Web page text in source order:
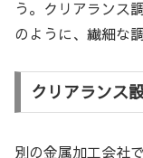
う。クリアランス
のように、繊細な
クリアランス
別の金属加工会社